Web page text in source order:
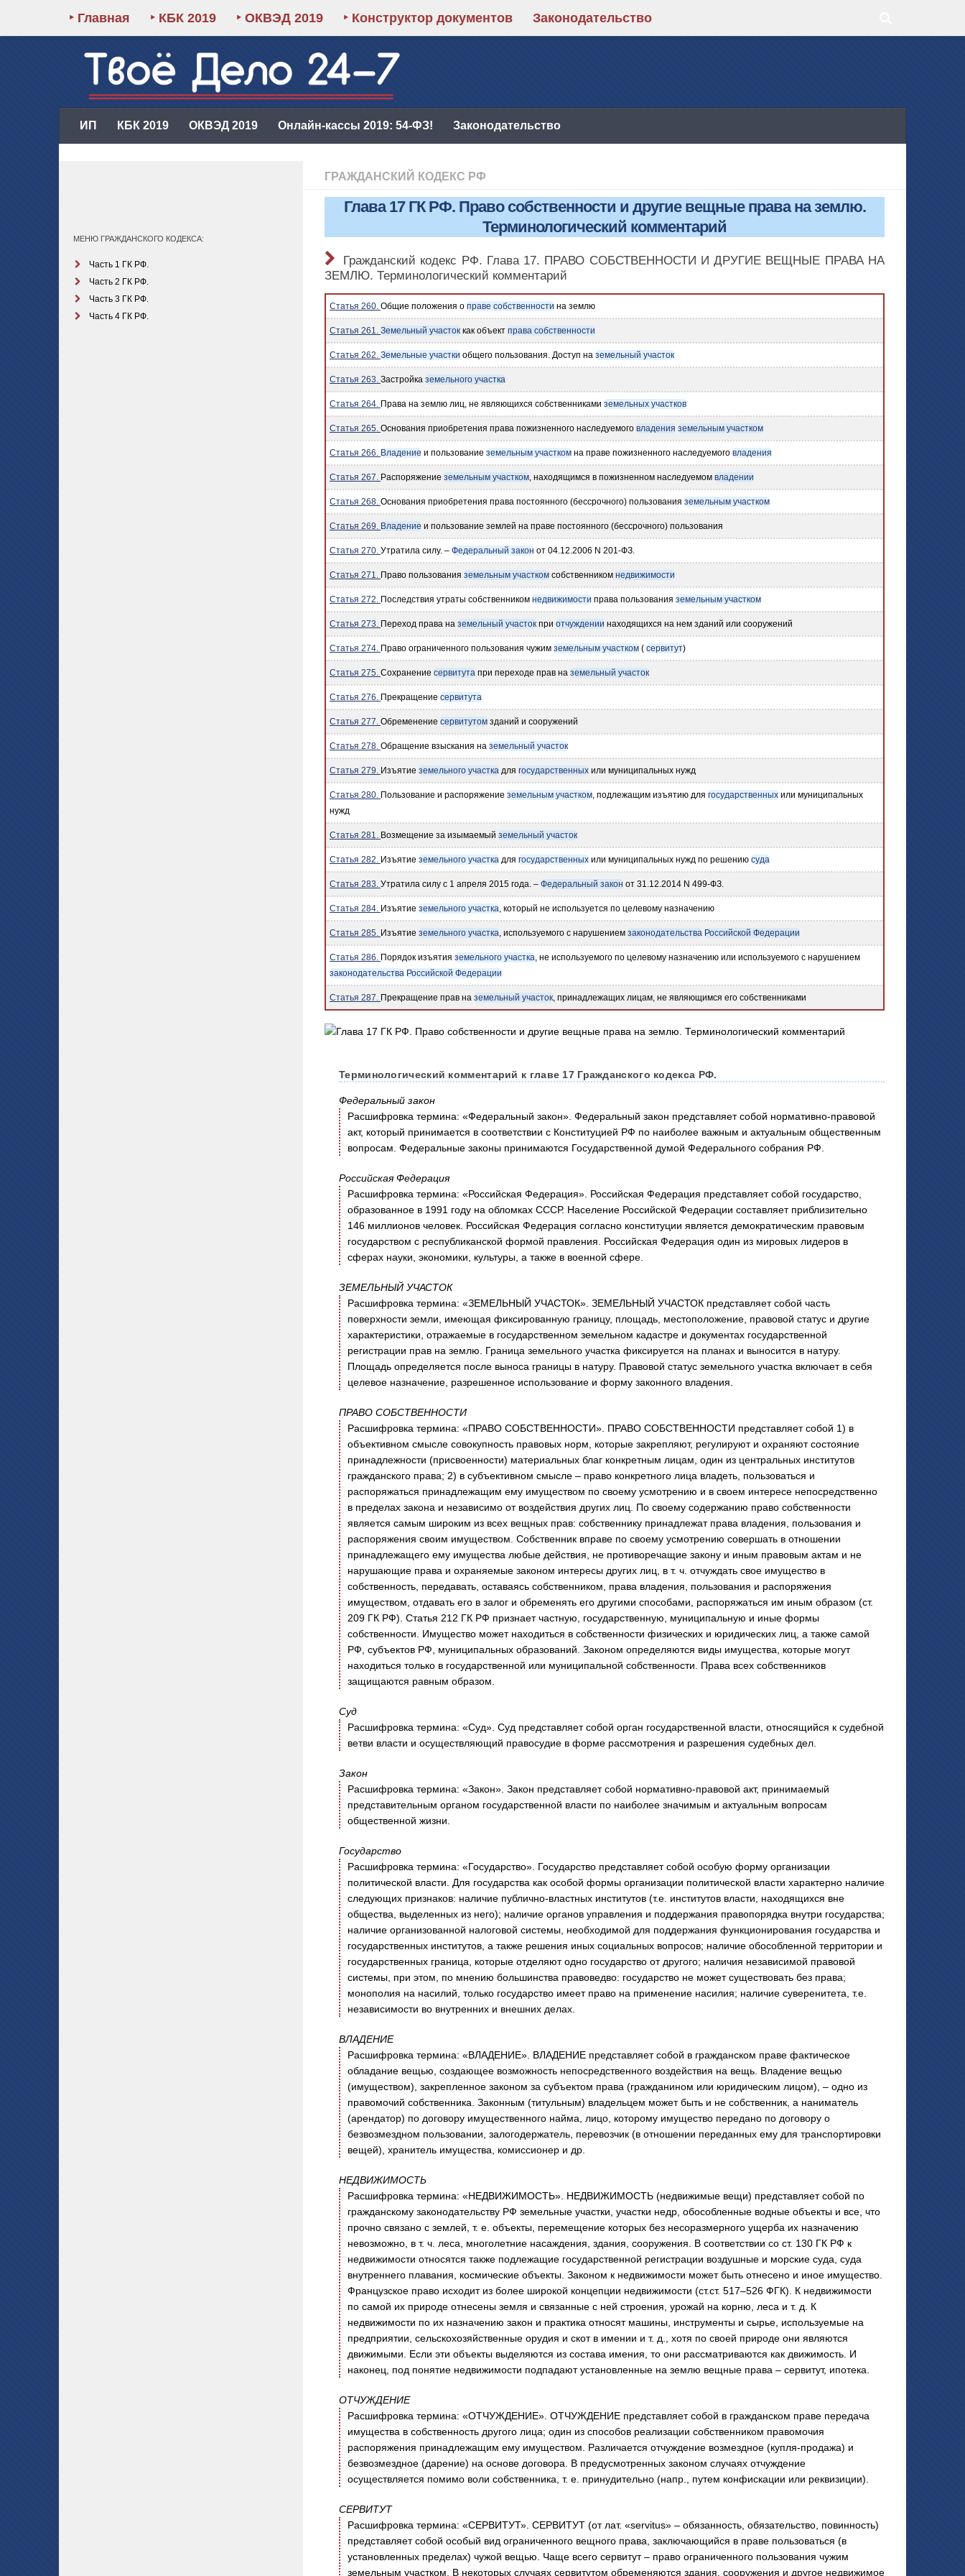
‣ Главная ‣ КБК 2019 ‣ ОКВЭД 2019 ‣ Конструктор документов Законодательство
ИП КБК 2019 ОКВЭД 2019 Онлайн-кассы 2019: 54-ФЗ! Законодательство
ГРАЖДАНСКИЙ КОДЕКС РФ
Глава 17 ГК РФ. Право собственности и другие вещные права на землю.
Терминологический комментарий
Гражданский кодекс РФ. Глава 17. ПРАВО СОБСТВЕННОСТИ И ДРУГИЕ ВЕЩНЫЕ ПРАВА НА
ЗЕМЛЮ. Терминологический комментарий
Статья 260. Общие положения о праве собственности на землю
Статья 261. Земельный участок как объект права собственности
Статья 262. Земельные участки общего пользования. Доступ на земельный участок
Статья 263. Застройка земельного участка
Статья 264. Права на землю лиц, не являющихся собственниками земельных участков
Статья 265. Основания приобретения права пожизненного наследуемого владения земельным участком
Статья 266. Владение и пользование земельным участком на праве пожизненного наследуемого владения
Статья 267. Распоряжение земельным участком, находящимся в пожизненном наследуемом владении
Статья 268. Основания приобретения права постоянного (бессрочного) пользования земельным участком
Статья 269. Владение и пользование землей на праве постоянного (бессрочного) пользования
Статья 270. Утратила силу. – Федеральный закон от 04.12.2006 N 201-ФЗ.
Статья 271. Право пользования земельным участком собственником недвижимости
Статья 272. Последствия утраты собственником недвижимости права пользования земельным участком
Статья 273. Переход права на земельный участок при отчуждении находящихся на нем зданий или сооружений
Статья 274. Право ограниченного пользования чужим земельным участком ( сервитут)
Статья 275. Сохранение сервитута при переходе прав на земельный участок
Статья 276. Прекращение сервитута
Статья 277. Обременение сервитутом зданий и сооружений
Статья 278. Обращение взыскания на земельный участок
Статья 279. Изъятие земельного участка для государственных или муниципальных нужд
Статья 280. Пользование и распоряжение земельным участком, подлежащим изъятию для государственных или муниципальных
нужд
Статья 281. Возмещение за изымаемый земельный участок
Статья 282. Изъятие земельного участка для государственных или муниципальных нужд по решению суда
Статья 283. Утратила силу с 1 апреля 2015 года. – Федеральный закон от 31.12.2014 N 499-ФЗ.
Статья 284. Изъятие земельного участка, который не используется по целевому назначению
Статья 285. Изъятие земельного участка, используемого с нарушением законодательства Российской Федерации
Статья 286. Порядок изъятия земельного участка, не используемого по целевому назначению или используемого с нарушением
законодательства Российской Федерации
Статья 287. Прекращение прав на земельный участок, принадлежащих лицам, не являющимся его собственниками
Терминологический комментарий к главе 17 Гражданского кодекса РФ.
Федеральный закон
Расшифровка термина: «Федеральный закон». Федеральный закон представляет собой нормативно-правовой
акт, который принимается в соответствии с Конституцией РФ по наиболее важным и актуальным общественным
вопросам. Федеральные законы принимаются Государственной думой Федерального собрания РФ.
Российская Федерация
Расшифровка термина: «Российская Федерация». Российская Федерация представляет собой государство,
образованное в 1991 году на обломках СССР. Население Российской Федерации составляет приблизительно
146 миллионов человек. Российская Федерация согласно конституции является демократическим правовым
государством с республиканской формой правления. Российская Федерация один из мировых лидеров в
сферах науки, экономики, культуры, а также в военной сфере.
ЗЕМЕЛЬНЫЙ УЧАСТОК
Расшифровка термина: «ЗЕМЕЛЬНЫЙ УЧАСТОК». ЗЕМЕЛЬНЫЙ УЧАСТОК представляет собой часть
поверхности земли, имеющая фиксированную границу, площадь, местоположение, правовой статус и другие
характеристики, отражаемые в государственном земельном кадастре и документах государственной
регистрации прав на землю. Граница земельного участка фиксируется на планах и выносится в натуру.
Площадь определяется после выноса границы в натуру. Правовой статус земельного участка включает в себя
целевое назначение, разрешенное использование и форму законного владения.
ПРАВО СОБСТВЕННОСТИ
Расшифровка термина: «ПРАВО СОБСТВЕННОСТИ». ПРАВО СОБСТВЕННОСТИ представляет собой 1) в
объективном смысле совокупность правовых норм, которые закрепляют, регулируют и охраняют состояние
принадлежности (присвоенности) материальных благ конкретным лицам, один из центральных институтов
гражданского права; 2) в субъективном смысле – право конкретного лица владеть, пользоваться и
распоряжаться принадлежащим ему имуществом по своему усмотрению и в своем интересе непосредственно
в пределах закона и независимо от воздействия других лиц. По своему содержанию право собственности
является самым широким из всех вещных прав: собственнику принадлежат права владения, пользования и
распоряжения своим имуществом. Собственник вправе по своему усмотрению совершать в отношении
принадлежащего ему имущества любые действия, не противоречащие закону и иным правовым актам и не
нарушающие права и охраняемые законом интересы других лиц, в т. ч. отчуждать свое имущество в
собственность, передавать, оставаясь собственником, права владения, пользования и распоряжения
имуществом, отдавать его в залог и обременять его другими способами, распоряжаться им иным образом (ст.
209 ГК РФ). Статья 212 ГК РФ признает частную, государственную, муниципальную и иные формы
собственности. Имущество может находиться в собственности физических и юридических лиц, а также самой
РФ, субъектов РФ, муниципальных образований. Законом определяются виды имущества, которые могут
находиться только в государственной или муниципальной собственности. Права всех собственников
защищаются равным образом.
Суд
Расшифровка термина: «Суд». Суд представляет собой орган государственной власти, относящийся к судебной
ветви власти и осуществляющий правосудие в форме рассмотрения и разрешения судебных дел.
Закон
Расшифровка термина: «Закон». Закон представляет собой нормативно-правовой акт, принимаемый
представительным органом государственной власти по наиболее значимым и актуальным вопросам
общественной жизни.
Государство
Расшифровка термина: «Государство». Государство представляет собой особую форму организации
политической власти. Для государства как особой формы организации политической власти характерно наличие
следующих признаков: наличие публично-властных институтов (т.е. институтов власти, находящихся вне
общества, выделенных из него); наличие органов управления и поддержания правопорядка внутри государства;
наличие организованной налоговой системы, необходимой для поддержания функционирования государства и
государственных институтов, а также решения иных социальных вопросов; наличие обособленной территории и
государственных граница, которые отделяют одно государство от другого; наличия независимой правовой
системы, при этом, по мнению большинства правоведво: государство не может существовать без права;
монополия на насилий, только государство имеет право на применение насилия; наличие суверенитета, т.е.
независимости во внутренних и внешних делах.
ВЛАДЕНИЕ
Расшифровка термина: «ВЛАДЕНИЕ». ВЛАДЕНИЕ представляет собой в гражданском праве фактическое
обладание вещью, создающее возможность непосредственного воздействия на вещь. Владение вещью
(имуществом), закрепленное законом за субъектом права (гражданином или юридическим лицом), – одно из
правомочий собственника. Законным (титульным) владельцем может быть и не собственник, а наниматель
(арендатор) по договору имущественного найма, лицо, которому имущество передано по договору о
безвозмездном пользовании, залогодержатель, перевозчик (в отношении переданных ему для транспортировки
вещей), хранитель имущества, комиссионер и др.
НЕДВИЖИМОСТЬ
Расшифровка термина: «НЕДВИЖИМОСТЬ». НЕДВИЖИМОСТЬ (недвижимые вещи) представляет собой по
гражданскому законодательству РФ земельные участки, участки недр, обособленные водные объекты и все, что
прочно связано с землей, т. е. объекты, перемещение которых без несоразмерного ущерба их назначению
невозможно, в т. ч. леса, многолетние насаждения, здания, сооружения. В соответствии со ст. 130 ГК РФ к
недвижимости относятся также подлежащие государственной регистрации воздушные и морские суда, суда
внутреннего плавания, космические объекты. Законом к недвижимости может быть отнесено и иное имущество.
Французское право исходит из более широкой концепции недвижимости (ст.ст. 517–526 ФГК). К недвижимости
по самой их природе отнесены земля и связанные с ней строения, урожай на корню, леса и т. д. К
недвижимости по их назначению закон и практика относят машины, инструменты и сырье, используемые на
предприятии, сельскохозяйственные орудия и скот в имении и т. д., хотя по своей природе они являются
движимыми. Если эти объекты выделяются из состава имения, то они рассматриваются как движимость. И
наконец, под понятие недвижимости подпадают установленные на землю вещные права – сервитут, ипотека.
ОТЧУЖДЕНИЕ
Расшифровка термина: «ОТЧУЖДЕНИЕ». ОТЧУЖДЕНИЕ представляет собой в гражданском праве передача
имущества в собственность другого лица; один из способов реализации собственником правомочия
распоряжения принадлежащим ему имуществом. Различается отчуждение возмездное (купля-продажа) и
безвозмездное (дарение) на основе договора. В предусмотренных законом случаях отчуждение
осуществляется помимо воли собственника, т. е. принудительно (напр., путем конфискации или реквизиции).
СЕРВИТУТ
Расшифровка термина: «СЕРВИТУТ». СЕРВИТУТ (от лат. «servitus» – обязанность, обязательство, повинность)
представляет собой особый вид ограниченного вещного права, заключающийся в праве пользоваться (в
установленных пределах) чужой вещью. Чаще всего сервитут – право ограниченного пользования чужим
земельным участком. В некоторых случаях сервитутом обременяются здания, сооружения и другое недвижимое
МЕНЮ ГРАЖДАНСКОГО КОДЕКСА:
Часть 1 ГК РФ.
Часть 2 ГК РФ.
Часть 3 ГК РФ.
Часть 4 ГК РФ.